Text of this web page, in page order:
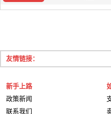
友情链接：
新手上路
政策新闻
联系我们